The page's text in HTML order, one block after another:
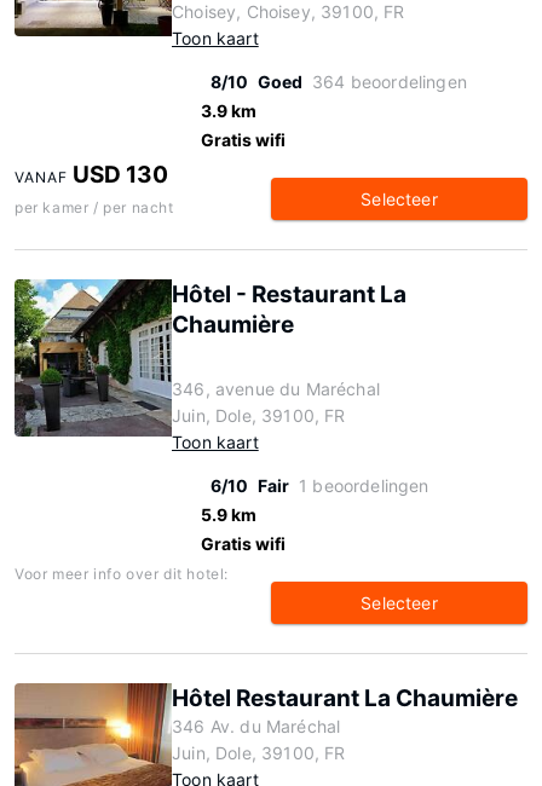
Choisey, Choisey, 39100, FR
Toon kaart
8/10 Goed 364 beoordelingen
3.9 km
Gratis wifi
VANAF USD 130
per kamer / per nacht Selecteer
Hôtel - Restaurant La
Chaumière
346, avenue du Maréchal
Juin, Dole, 39100, FR
Toon kaart
6/10 Fair 1 beoordelingen
5.9 km
Gratis wifi
Voor meer info over dit hotel:
Selecteer
Hôtel Restaurant La Chaumière
346 Av. du Maréchal
Juin, Dole, 39100, FR
Toon kaart